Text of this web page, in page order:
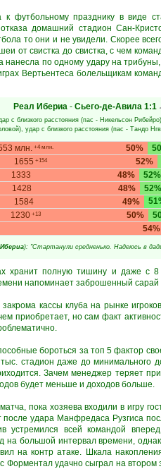
футбольному празднику в виде
домашний стадион Сан-
то они и не увидели. Скорее
от свистка до свистка, с чем
по одному удару на
Вертьентеса болельщикам
Реал Ибериа- Сьего-де-Авила 1:1
с близкого расстояния (пас - Никельсон Рибейро)
удар с близкого расстояния (пас - Тандо
50%
млн. +4 млн.
52%
1655 +154
48%
1333 52%
48%
1428 52%
49%
1584
50%
1230 +13
54%
): "Стартанули средненько. Надеюсь в
хранит полную тишину и даже с
напоминает заброшенный сарай
кассы клуба на рынке
приобретает, но сам факт
бороться за топ 5 фактор
стадион даже до минимального
Зачем менеджер теряет
будет меньше и доходов больше.
пока хозяева входили в игру
после удара Манфредаса Рузгиса
устремился всей командой
на большой интервал времени,
на контр атаке. Шкала
Форментал удачно сыграл на